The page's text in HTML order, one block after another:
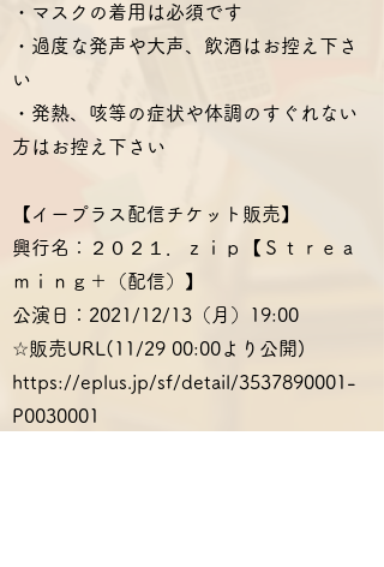
・マスクの着用は必須です
・過度な発声や大声、飲酒はお控え下さ
い
・発熱、咳等の症状や体調のすぐれない
方はお控え下さい
【イープラス配信チケット販売】
興行名：２０２１．ｚｉｐ【Ｓｔｒｅａ
ｍｉｎｇ＋（配信）】
公演日：2021/12/13（月）19:00
☆販売URL(11/29 00:00より公開)
https://eplus.jp/sf/detail/3537890001-
P0030001